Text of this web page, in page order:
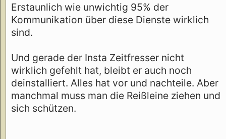
Erstaunlich wie unwichtig 95% der
Kommunikation über diese Dienste wirklich
sind.
Und gerade der Insta Zeitfresser nicht
wirklich gefehlt hat, bleibt er auch noch
deinstalliert. Alles hat vor und nachteile. Aber
manchmal muss man die Reißleine ziehen und
sich schützen.